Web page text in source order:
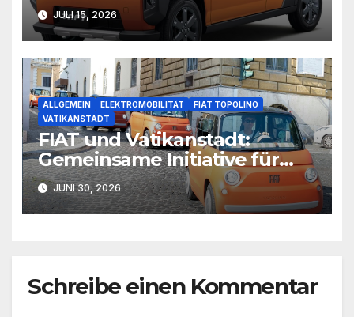
JULI 15, 2026
ALLGEMEIN ELEKTROMOBILITÄT
FIAT TOPOLINO
VATIKANSTADT
FIAT und Vatikanstadt:
Gemeinsame Initiative für
nachhaltige Mikromobilität
JUNI 30, 2026
Schreibe einen Kommentar